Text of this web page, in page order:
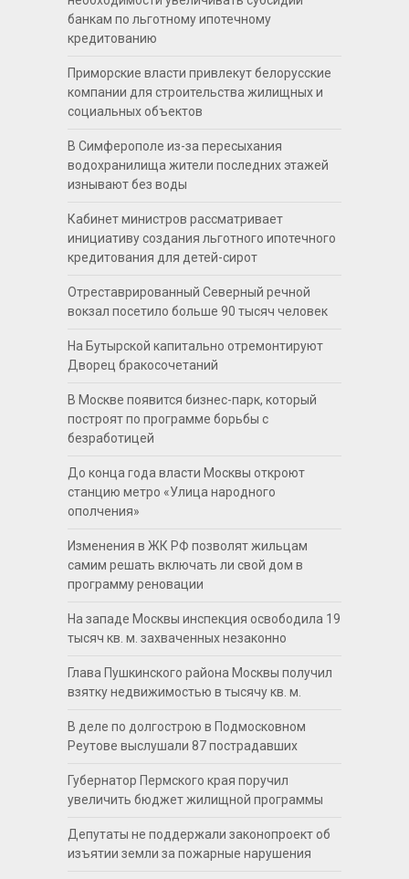
банкам по льготному ипотечному
кредитованию
Приморские власти привлекут белорусские
компании для строительства жилищных и
социальных объектов
В Симферополе из-за пересыхания
водохранилища жители последних этажей
изнывают без воды
Кабинет министров рассматривает
инициативу создания льготного ипотечного
кредитования для детей-сирот
Отреставрированный Северный речной
вокзал посетило больше 90 тысяч человек
На Бутырской капитально отремонтируют
Дворец бракосочетаний
В Москве появится бизнес-парк, который
построят по программе борьбы с
безработицей
До конца года власти Москвы откроют
станцию метро «Улица народного
ополчения»
Изменения в ЖК РФ позволят жильцам
самим решать включать ли свой дом в
программу реновации
На западе Москвы инспекция освободила 19
тысяч кв. м. захваченных незаконно
Глава Пушкинского района Москвы получил
взятку недвижимостью в тысячу кв. м.
В деле по долгострою в Подмосковном
Реутове выслушали 87 пострадавших
Губернатор Пермского края поручил
увеличить бюджет жилищной программы
Депутаты не поддержали законопроект об
изъятии земли за пожарные нарушения